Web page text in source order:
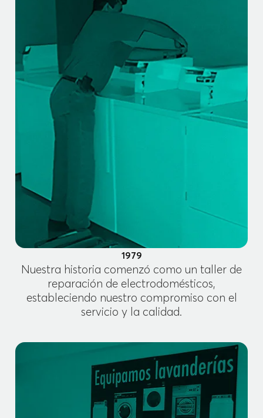
1979
Nuestra historia comenzó como un taller de
reparación de electrodomésticos,
estableciendo nuestro compromiso con el
servicio y la calidad.